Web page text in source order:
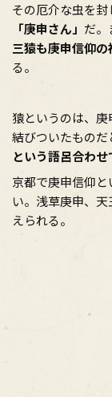
その厄介な虫を封
「庚申さん」 だ。
三猿も庚申信仰
る。
猿というのは、
結びついたもの
という語呂合わ
京都で庚申信仰
い。浅草庚申、
えられる。